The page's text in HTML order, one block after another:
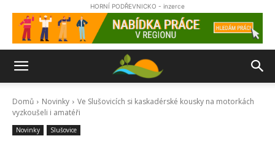
HORNÍ PODŘEVNICKO - inzerce
Domů Novinky
Ve Slušovicích si kaskadérské kousky na motorkách
vyzkoušeli i amatéři
Novinky Slušovice